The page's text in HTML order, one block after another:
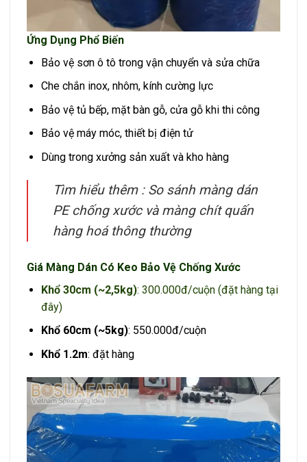
Ứng Dụng Phổ Biến
Bảo vệ sơn ô tô trong vận chuyển và sửa chữa
Che chắn inox, nhôm, kính cường lực
Bảo vệ tủ bếp, mặt bàn gỗ, cửa gỗ khi thi công
Bảo vệ máy móc, thiết bị điện tử
Dùng trong xưởng sản xuất và kho hàng
Tìm hiểu thêm : So sánh màng dán
PE chống xước và màng chít quấn
hàng hoá thông thường
Giá Màng Dán Có Keo Bảo Vệ Chống Xước
Khổ 30cm (~2,5kg): 300.000đ/cuộn (đặt hàng tại
đây)
Khổ 60cm (~5kg): 550.000đ/cuộn
Khổ 1.2m: đặt hàng